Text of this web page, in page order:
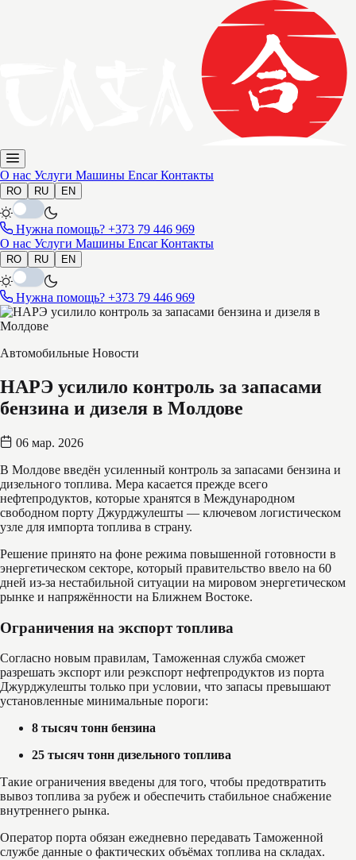
О нас Услуги Машины EncarКонтакты
RO RU EN
Нужна помощь? +373 79 446 969
О нас Услуги Машины EncarКонтакты
RO RU EN
Нужна помощь? +373 79 446 969
Автомобильные Новости
НАРЭ усилило контроль за запасами
бензина и дизеля в Молдове
06 мар. 2026
В Молдове введён усиленный контроль за запасами бензина и
дизельного топлива. Мера касается прежде всего
нефтепродуктов, которые хранятся в Международном
свободном порту Джурджулешты — ключевом логистическом
узле для импорта топлива в страну.
Решение принято на фоне режима повышенной готовности в
энергетическом секторе, который правительство ввело на 60
дней из-за нестабильной ситуации на мировом энергетическом
рынке и напряжённости на Ближнем Востоке.
Ограничения на экспорт топлива
Согласно новым правилам, Таможенная служба сможет
разрешать экспорт или реэкспорт нефтепродуктов из порта
Джурджулешты только при условии, что запасы превышают
установленные минимальные пороги:
8 тысяч тонн бензина
25 тысяч тонн дизельного топлива
Такие ограничения введены для того, чтобы предотвратить
вывоз топлива за рубеж и обеспечить стабильное снабжение
внутреннего рынка.
Оператор порта обязан ежедневно передавать Таможенной
службе данные о фактических объёмах топлива на складах.